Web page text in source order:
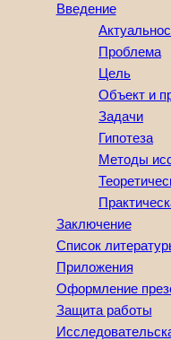
Введение
Проблема
Цель
Объект и
Задачи
Гипотеза
Методы
Заключение
Список
Приложения
Оформление
Защита работы